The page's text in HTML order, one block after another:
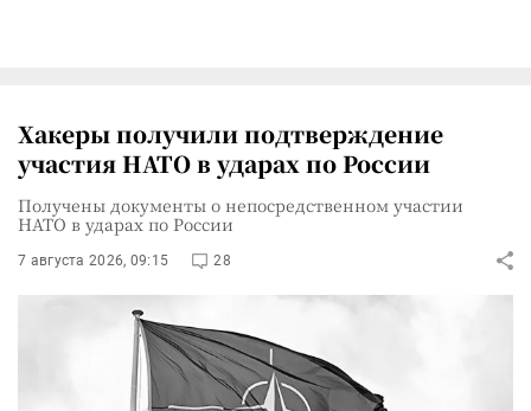
Хакеры получили подтверждение
участия НАТО в ударах по России
Получены документы о непосредственном участии
НАТО в ударах по России
7 августа 2026, 09:15 28